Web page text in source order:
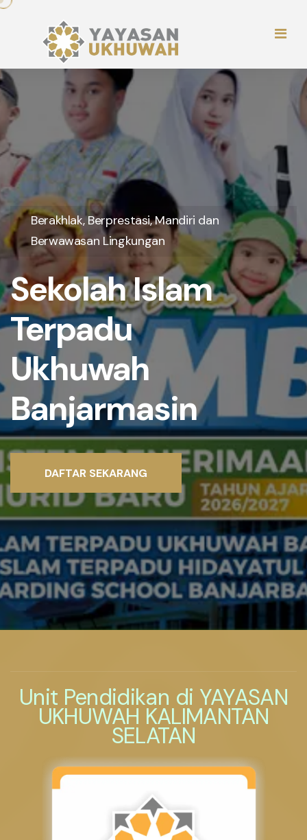
Berakhlak, Berprestasi, Mandiri dan
Berwawasan Lingkungan
Sekolah Islam
Terpadu
Ukhuwah
Banjarmasin
DAFTAR SEKARANG
Unit Pendidikan di YAYASAN
UKHUWAH KALIMANTAN
SELATAN